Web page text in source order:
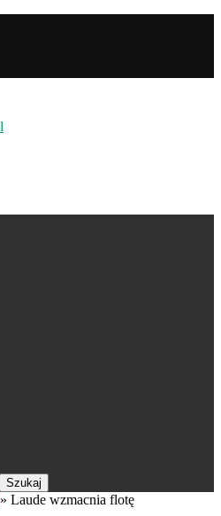
Szukaj
» Laude wzmacnia flotę